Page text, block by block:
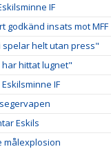
IF
godkänd insats mot MFF
spelar helt utan press"
har hittat lugnet"
IF
Eskils
målexplosion